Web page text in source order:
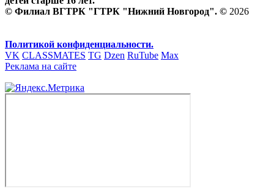
© Филиал ВГТРК "ГТРК "Нижний Новгород". © 2026
Политикой конфиденциальности.
VK CLASSMATES TG Dzen RuTube Max
Реклама на сайте